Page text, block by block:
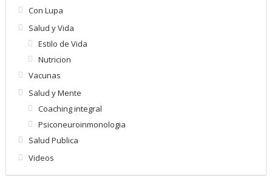
Con Lupa
Salud y Vida
Estilo de Vida
Nutricion
Vacunas
Salud y Mente
Coaching integral
Psiconeuroinmonologia
Salud Publica
Videos